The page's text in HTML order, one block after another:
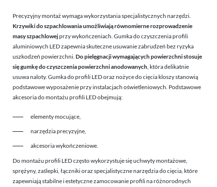
Precyzyjny montaż wymaga wykorzystania specjalistycznych narzędzi.
Krzywiki do szpachlowania umożliwiają równomierne rozprowadzenie
masy szpachlowejprzy wykończeniach. Gumka do czyszczenia profili
aluminiowych LED zapewnia skuteczne usuwanie zabrudzeń bez ryzyka
uszkodzeń powierzchni. Do pielęgnacji wymagających powierzchni stosuje
się gumkę do czyszczenia powierzchni anodowanych, która delikatnie
usuwa naloty. Gumka do profili LED oraz nożyce do cięcia kloszy stanowią
podstawowe wyposażenie przy instalacjach oświetleniowych. Podstawowe
akcesoria do montażu profili LED obejmują:
elementy mocujące,
narzędzia precyzyjne,
akcesoria wykończeniowe.
Do montażu profili LED często wykorzystuje się uchwyty montażowe,
sprężyny, zaślepki, łączniki oraz specjalistyczne narzędzia do cięcia, które
zapewniają stabilne i estetyczne zamocowanie profili na różnorodnych